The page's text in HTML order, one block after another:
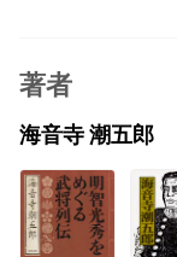
著者
海音寺 潮五郎